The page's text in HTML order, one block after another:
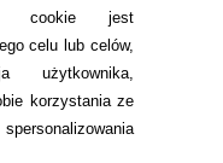
cookie jest
celu lub celów,
użytkownika,
korzystania ze